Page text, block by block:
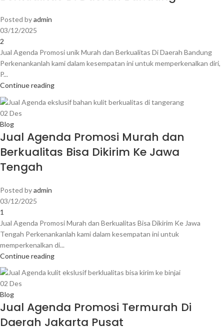
Posted byadmin
03/12/2025
2
Jual Agenda Promosi unik Murah dan Berkualitas Di Daerah Bandung
Perkenankanlah kami dalam kesempatan ini untuk memperkenalkan diri,
P...
Continue reading
02 Des
Blog
Jual Agenda Promosi Murah dan
Berkualitas Bisa Dikirim Ke Jawa
Tengah
Posted byadmin
03/12/2025
1
Jual Agenda Promosi Murah dan Berkualitas Bisa Dikirim Ke Jawa
Tengah Perkenankanlah kami dalam kesempatan ini untuk
memperkenalkan di...
Continue reading
02 Des
Blog
Jual Agenda Promosi Termurah Di
Daerah Jakarta Pusat